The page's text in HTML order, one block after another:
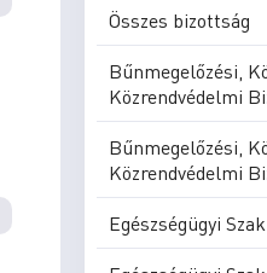
Összes bizottság
Bűnmegelőzési,
Közrendvédelmi
Bűnmegelőzési,
Közrendvédelmi
Egészségügyi